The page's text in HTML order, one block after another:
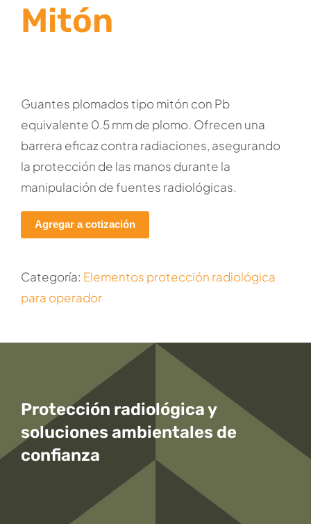
Mitón
Guantes plomados tipo mitón con Pb
equivalente 0.5 mm de plomo. Ofrecen una
barrera eficaz contra radiaciones, asegurando
la protección de las manos durante la
manipulación de fuentes radiológicas.
Agregar a cotización
Categoría: Elementos protección radiológica
para operador
Protección radiológica y
soluciones ambientales de
confianza